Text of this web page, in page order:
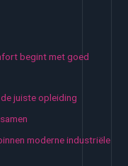
begint met goed
juiste opleiding
moderne industriële